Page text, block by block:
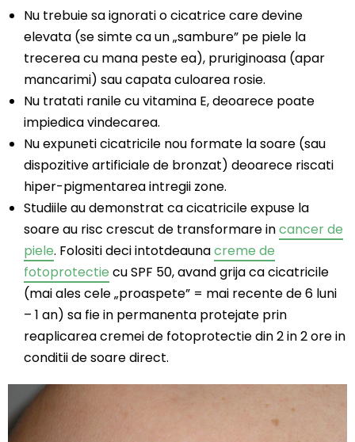
Nu trebuie sa ignorati o cicatrice care devine
elevata (se simte ca un „sambure” pe piele la
trecerea cu mana peste ea), pruriginoasa (apar
mancarimi) sau capata culoarea rosie.
Nu tratati ranile cu vitamina E, deoarece poate
impiedica vindecarea.
Nu expuneti cicatricile nou formate la soare (sau
dispozitive artificiale de bronzat) deoarece riscati
hiper-pigmentarea intregii zone.
Studiile au demonstrat ca cicatricile expuse la
soare au risc crescut de transformare incancer de
piele. Folositi deci intotdeaunacreme de
fotoprotectie cu SPF 50, avand grija ca cicatricile
(mai ales cele „proaspete” = mai recente de 6 luni
– 1 an) sa fie in permanenta protejate prin
reaplicarea cremei de fotoprotectie din 2 in 2 ore in
conditii de soare direct.